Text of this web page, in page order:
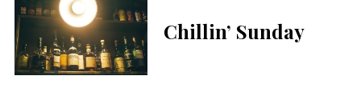
Chillin’ Sunday